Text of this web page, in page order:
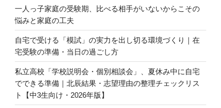
一人っ子家庭の受験期、比べる相手がいないからこその
悩みと家庭の工夫
自宅で受ける「模試」の実力を出し切る環境づくり｜在
宅受験の準備・当日の過ごし方
私立高校「学校説明会・個別相談会」、夏休み中に自宅
でできる準備｜北辰結果・志望理由の整理チェックリス
ト【中3生向け・2026年版】